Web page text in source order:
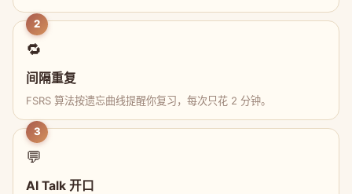
2
🔁
间隔重复
FSRS 算法按遗忘曲线提醒你复习，每次只花 2 分钟。
3
💬
AI Talk 开口